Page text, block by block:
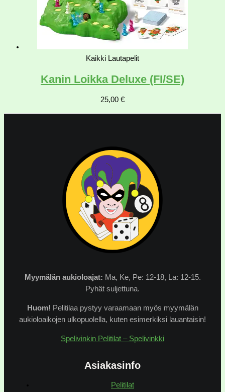
Kaikki Lautapelit
Kanin Loikka Deluxe (FI/SE)
25,00 €
Myymälän aukioloajat: Ma, Ke, Pe: 12-18, La: 12-15.
Pyhät suljettuna.
Huom! Pelitilaa pystyy varaamaan myös myymälän
aukioloaikojen ulkopuolella, kuten esimerkiksi lauantaisin!
Spelivinkin Pelitilat – Spelivinkki
Asiakasinfo
Pelitilat